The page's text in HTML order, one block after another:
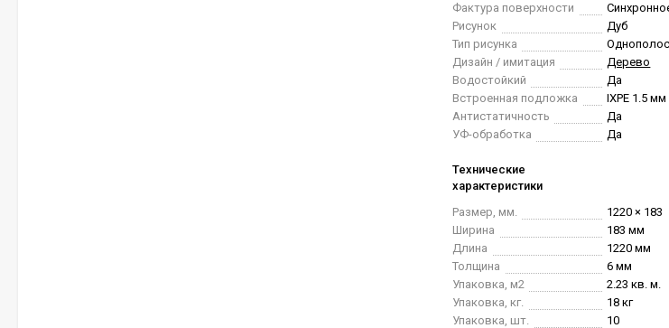
Фактура поверхности
Рисунок
Дуб
Тип рисунка
Дизайн / имитация
Дерево
Водостойкий
Да
Встроенная подложка
IXPE 1.5 мм
Антистатичность
Да
УФ-обработка
Да
Технические
характеристики
Размер, мм.
1220 × 183
Ширина
183 мм
Длина
1220 мм
Толщина
6 мм
Упаковка, м2
2.23 кв. м.
Упаковка, кг.
18 кг
Упаковка, шт.
10